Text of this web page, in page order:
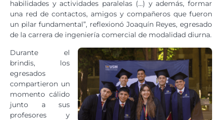
habilidades y actividades paralelas (…) y además, formar
una red de contactos, amigos y compañeros que fueron
un pilar fundamental”, reflexionó Joaquín Reyes, egresado
de la carrera de ingeniería comercial de modalidad diurna.
Durante el
brindis, los
egresados
compartieron un
momento cálido
junto a sus
profesores y